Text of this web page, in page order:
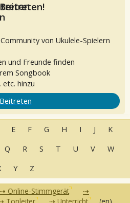
von Ukulele-Spielern
und Freunde finden
Songbook
etc. hinzu
Beitreten
E F G H I J
K
Q R S T U V
W
Y Z
Online-Stimmgerät